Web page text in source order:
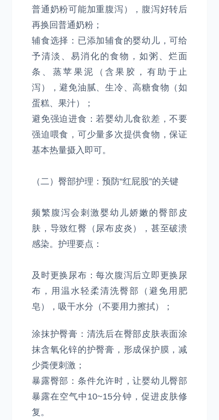
普通奶粉可能加重腹泻），腹泻好转后
再换回普通奶粉；
辅食选择：已添加辅食的婴幼儿，可给
予清淡、易消化的食物，如粥、烂面
条、蒸苹果泥（含果胶，有助于止
泻），避免油腻、生冷、高糖食物（如
蛋糕、果汁）；
避免强迫进食：若婴幼儿食欲差，不要
强迫喂食，可少量多次提供食物，保证
基本热量摄入即可。
（二）臀部护理：预防“红屁股”的关键
频繁腹泻会刺激婴幼儿娇嫩的臀部皮
肤，导致红臀（尿布皮炎），甚至破溃
感染。护理要点：
及时更换尿布：每次腹泻后立即更换尿
布，用温水轻柔清洗臀部（避免用肥
皂），吸干水分（不要用力擦拭）；
涂抹护臀膏：清洗后在臀部皮肤表面涂
抹含氧化锌的护臀膏，形成保护膜，减
少粪便刺激；
暴露臀部：条件允许时，让婴幼儿臀部
暴露在空气中10~15分钟，促进皮肤修
复。